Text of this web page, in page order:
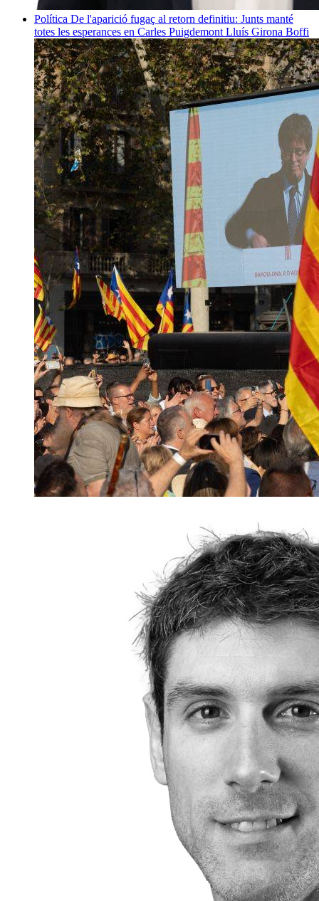
Política De l'aparició fugaç al retorn definitiu: Junts manté
totes les esperances en Carles Puigdemont Lluís Girona Boffi